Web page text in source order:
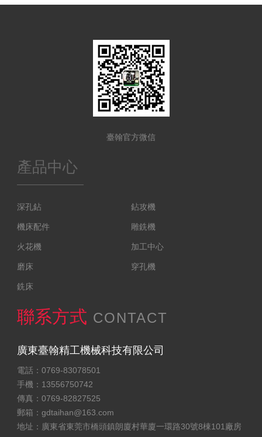
臺翰官方微信
產品中心
深孔鉆 鉆攻機
機床配件 雕銑機
火花機 加工中心
磨床 穿孔機
銑床
聯系方式 CONTACT
廣東臺翰精工機械科技有限公司
電話：0769-83078501
手機：13556750742
傳真：0769-82827525
郵箱： gdtaihan@163.com
地址：廣東省東莞市橋頭鎮朗廈村華廈一環路30號8棟101廠房